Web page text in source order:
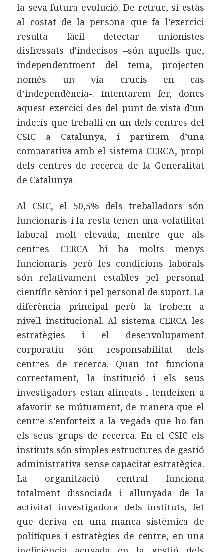
la seva futura evolució. De retruc, si estàs
al costat de la persona que fa l’exercici
resulta fàcil detectar unionistes
disfressats d’indecisos –són aquells que,
independentment del tema, projecten
només un via crucis en cas
d’independència-. Intentarem fer, doncs
aquest exercici des del punt de vista d’un
indecís que treballi en un dels centres del
CSIC a Catalunya, i partirem d’una
comparativa amb el sistema CERCA, propi
dels centres de recerca de la Generalitat
de Catalunya.
Al CSIC, el 50,5% dels treballadors són
funcionaris i la resta tenen una volatilitat
laboral molt elevada, mentre que als
centres CERCA hi ha molts menys
funcionaris però les condicions laborals
són relativament estables pel personal
científic sènior i pel personal de suport. La
diferència principal però la trobem a
nivell institucional. Al sistema CERCA les
estratègies i el desenvolupament
corporatiu són responsabilitat dels
centres de recerca. Quan tot funciona
correctament, la institució i els seus
investigadors estan alineats i tendeixen a
afavorir-se mútuament, de manera que el
centre s’enforteix a la vegada que ho fan
els seus grups de recerca. En el CSIC els
instituts són simples estructures de gestió
administrativa sense capacitat estratègica.
La organització central funciona
totalment dissociada i allunyada de la
activitat investigadora dels instituts, fet
que deriva en una manca sistèmica de
polítiques i estratègies de centre, en una